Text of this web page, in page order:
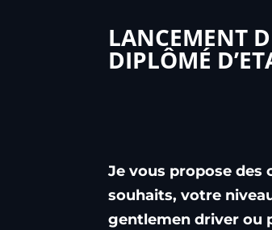
LANCEMENT
DIPLÔMÉ
Je vous propose des
souhaits, votre
gentlemen driver ou